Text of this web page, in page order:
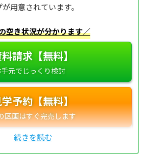
用意されています。
空き状況が分かります／
請求【無料】
予約【無料】